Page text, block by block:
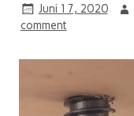
Juni 17, 2020
comment